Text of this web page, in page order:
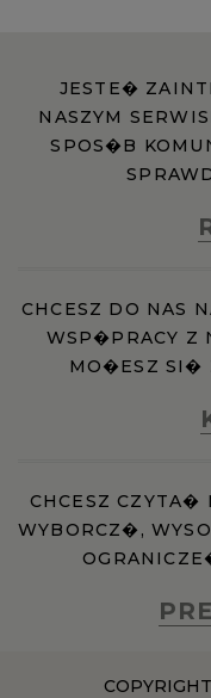
JESTE�
NASZYM
SPOS�B
CHCESZ DO NAS
WSP�PRACY Z
MO�ESZ SI�
CHCESZ CZYTA�
WYBORCZ�,